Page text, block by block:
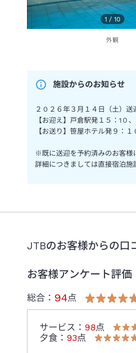
1 / 10
外観
施設からのお知らせ
２０２６年３月１４日（土）送
【お迎え】戸倉駅発１５：1０
【お送り】笹屋ホテル発９：
※既に送迎を予約済みのお客様
詳細につきましては直接宿泊施
JTBのお客様からの口
お客様アンケート評価
総合： 94点
サービス ： 98点
夕食 ： 93点